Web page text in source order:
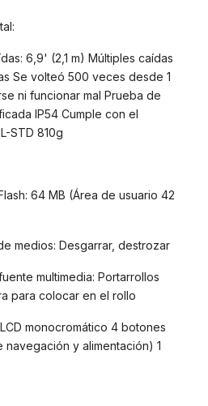
6,9' (2,1 m) Múltiples caídas
Se volteó 500 veces desde 1
ni funcionar mal Prueba de
IP54 Cumple con el
STD 810g
64 MB (Área de usuario 42
medios: Desgarrar, destrozar
multimedia: Portarrollos
para colocar en el rollo
monocromático 4 botones
y alimentación) 1